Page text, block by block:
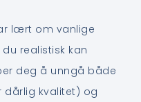
lært om vanlige
realistisk kan
deg å unngå både
dårlig kvalitet) og